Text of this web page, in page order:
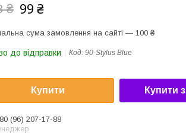
₴ 99 ₴
сума замовлення на сайті — 100 ₴
до відправки Код: 90-Stylus Blue
Купити Купити з
(96) 207-17-88